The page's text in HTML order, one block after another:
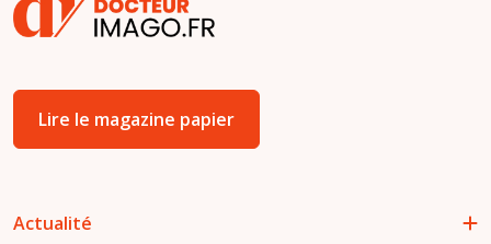
Lire le magazine papier
Actualité